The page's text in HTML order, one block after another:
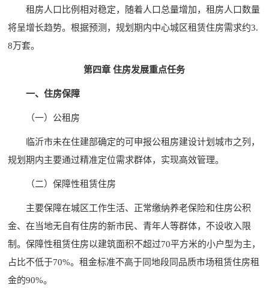
租房人口比例相对稳定，随着人口总量增加，租房人口数量
将呈增长趋势。根据预测，规划期内中心城区租赁住房需求约3.
8万套。
第四章 住房发展重点任务
一、住房保障
（一）公租房
临沂市未在住建部确定的可申报公租房建设计划城市之列，
规划期内主要通过精准定位需求群体，实现高效管理。
（二）保障性租赁住房
主要保障在城区工作生活、正常缴纳养老保险和住房公积
金、在当地无自有住房的新市民、青年人等群体，不设收入限
制。保障性租赁住房以建筑面积不超过70平方米的小户型为主，
占比不低于70%。租金标准不高于同地段同品质市场租赁住房租
金的90%。